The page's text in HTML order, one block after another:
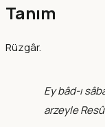
Tanım
Rüzgâr.
Ey bâd-ı
arzeyle